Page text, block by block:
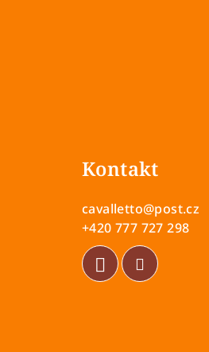
Kontakt
cavalletto@post.cz
+420 777 727 298